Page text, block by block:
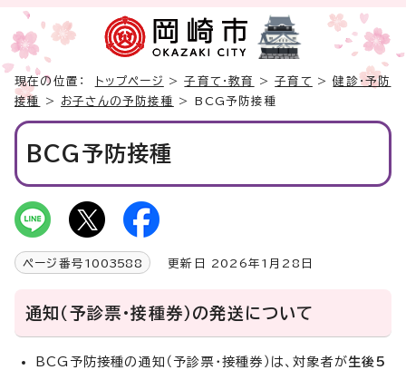
現在の位置： トップページ >子育て・教育 >子育て >健診・予防
接種
> お子さんの予防接種 > BCG予防接種
BCG予防接種
ページ番号 1003588 更新日 2026年1月28日
通知（予診票・接種券）の発送について
BCG予防接種の通知（予診票・接種券）は、対象者が生後5